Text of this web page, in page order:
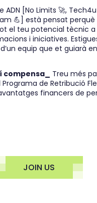
ADN [No Limits 🚀,
💪] està pensat perquè
el teu potencial tècnic a
i iniciatives.
equip que et guiarà
Treu més
de Retribució
financers de
JOIN US